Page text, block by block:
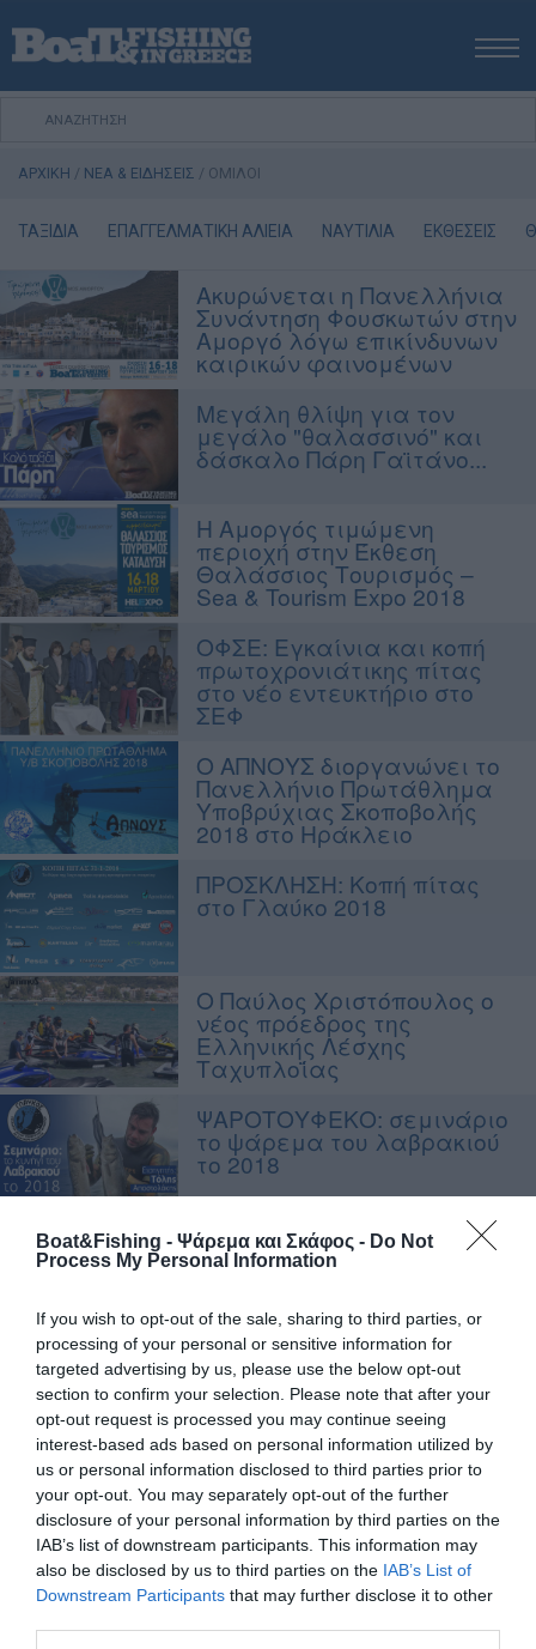
Boat&Fishing - Ψάρεμα και Σκάφος - Do Not
Process My Personal Information
If you wish to opt-out of the sale, sharing to third parties, or
processing of your personal or sensitive information for
targeted advertising by us, please use the below opt-out
section to confirm your selection. Please note that after your
opt-out request is processed you may continue seeing
interest-based ads based on personal information utilized by
us or personal information disclosed to third parties prior to
your opt-out. You may separately opt-out of the further
disclosure of your personal information by third parties on the
IAB’s list of downstream participants. This information may
also be disclosed by us to third parties on the IAB’s List of
Downstream Participants that may further disclose it to other
ΑΡΧΙΚΗ
ΕΚΔΟΣΕΙΣ
ΨΑΡΕΜΑ ΑΠΟ ΑΚΤΗ
ΨΑΡΟΤΟΥΦΕΚΟ
ΣΚΑΦΟΣ
VIDEO
ΕΞΟΠΛΙΣΜΟΣ
Πολιτική Αποστολών / Επιστροφών
Τρόποι Πληρωμής
ΑΡΧΙΚΗ / ΝΕΑ & ΕΙΔΗΣΕΙΣ / ΟΜΙΛΟΙ
ΤΑΞΙΔΙΑ ΕΠΑΓΓΕΛΜΑΤΙΚΗ ΑΛΙΕΙΑ ΝΑΥΤΙΛΙΑ ΕΚΘΕΣΕΙΣ
Ακυρώνεται η Πανελλήνια
Συνάντηση Φουσκωτών στην
Αμοργό λόγω επικίνδυνων
καιρικών φαινομένων
Μεγάλη θλίψη για τον
μεγάλο "θαλασσινό" και
δάσκαλο Πάρη Γαϊτάνο...
Η Αμοργός τιμώμενη
περιοχή στην Έκθεση
Θαλάσσιος Τουρισμός –
Sea & Tourism Expo 2018
ΟΦΣΕ: Εγκαίνια και κοπή
πρωτοχρονιάτικης πίτας
στο νέο εντευκτήριο στο
ΣΕΦ
O ΑΠΝΟΥΣ διοργανώνει το
Πανελλήνιο Πρωτάθλημα
Υποβρύχιας Σκοποβολής
2018 στο Ηράκλειο
ΠΡΟΣΚΛΗΣΗ: Κοπή πίτας
στο Γλαύκο 2018
Ο Παύλος Χριστόπουλος ο
νέος πρόεδρος της
Ελληνικής Λέσχης
Ταχυπλοΐας
ΨΑΡΟΤΟΥΦΕΚΟ: σεμινάριο
το ψάρεμα του λαβρακιού
το 2018
3ο SUNSET Διεθνές
Τουρνουά Αλιείας από την
Το Πανελλήνιο
Πρωτάθλημα
Ψαροτούφεκου Γυναικών
2017 στη Σύρο
Ο ΜΟΦΣ στην Χαλκιδική για
τα «ΕΥ∆ΕΙΑ 2017»
Αγώνας Ψαρέματος
Παίδων Αθλητικού Ναυτικού
Ομίλου Καρύστου